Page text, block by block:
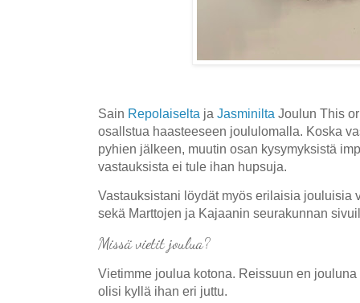
Sain Repolaiselta ja Jasminilta Joulun This
osallstua haasteeseen joululomalla. Koska
pyhien jälkeen, muutin osan kysymyksistä
vastauksista ei tule ihan hupsuja.
Vastauksistani löydät myös erilaisia jouluisia
sekä Marttojen ja Kajaanin seurakunnan
Missä vietit joulua?
Vietimme joulua kotona. Reissuun en
olisi kyllä ihan eri juttu.